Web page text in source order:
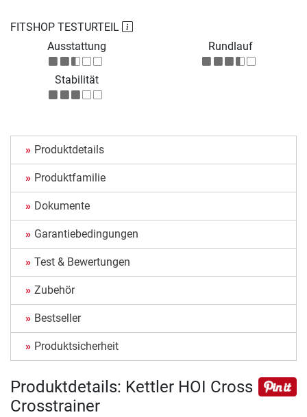
FITSHOP TESTURTEIL
Ausstattung
Rundlauf
Stabilität
Produktdetails
Produktfamilie
Dokumente
Garantiebedingungen
Test & Bewertungen
Zubehör
Bestseller
Produktsicherheit
Produktdetails: Kettler HOI Cross
Crosstrainer